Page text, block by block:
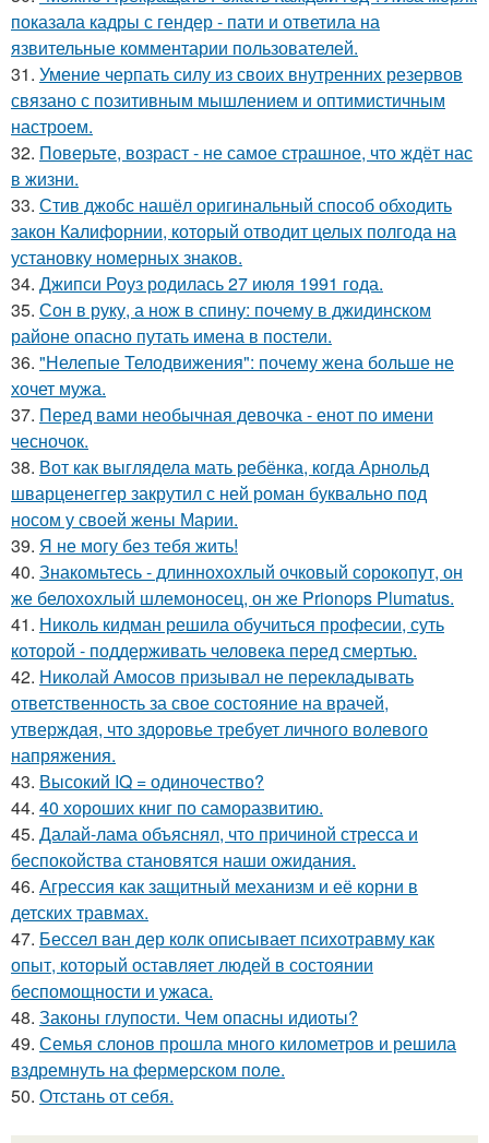
показала кадры с гендер - пати и ответила на
язвительные комментарии пользователей.
31. Умение черпать силу из своих внутренних резервов
связано с позитивным мышлением и оптимистичным
настроем.
32. Поверьте, возраст - не самое страшное, что ждёт нас
в жизни.
33. Стив джобс нашёл оригинальный способ обходить
закон Калифорнии, который отводит целых полгода на
установку номерных знаков.
34. Джипси Роуз родилась 27 июля 1991 года.
35. Сон в руку, а нож в спину: почему в джидинском
районе опасно путать имена в постели.
36. "Нелепые Телодвижения": почему жена больше не
хочет мужа.
37. Перед вами необычная девочка - енот по имени
чесночок.
38. Вот как выглядела мать ребёнка, когда Арнольд
шварценеггер закрутил с ней роман буквально под
носом у своей жены Марии.
39. Я не могу без тебя жить!
40. Знакомьтесь - длиннохохлый очковый сорокопут, он
же белохохлый шлемоносец, он же Prionops Plumatus.
41. Николь кидман решила обучиться професии, суть
которой - поддерживать человека перед смертью.
42. Николай Амосов призывал не перекладывать
ответственность за свое состояние на врачей,
утверждая, что здоровье требует личного волевого
напряжения.
43. Высокий IQ = одиночество?
44. 40 хороших книг по саморазвитию.
45. Далай-лама объяснял, что причиной стресса и
беспокойства становятся наши ожидания.
46. Агрессия как защитный механизм и её корни в
детских травмах.
47. Бессел ван дер колк описывает психотравму как
опыт, который оставляет людей в состоянии
беспомощности и ужаса.
48. Законы глупости. Чем опасны идиоты?
49. Семья слонов прошла много километров и решила
вздремнуть на фермерском поле.
50. Отстань от себя.